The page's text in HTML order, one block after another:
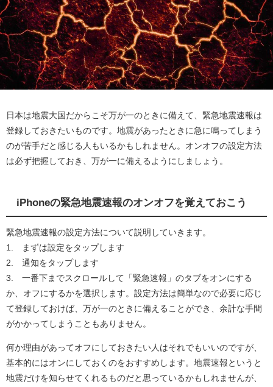
日本は地震大国だからこそ万が一のときに備えて、緊急地震速報は
登録しておきたいものです。地震があったときに急に鳴ってしまう
のが苦手だと感じる人もいるかもしれません。オンオフの設定方法
は必ず把握しておき、万が一に備えるようにしましょう。
iPhoneの緊急地震速報のオンオフを覚えておこう
緊急地震速報の設定方法について説明していきます。
1. まずは設定をタップします
2. 通知をタップします
3. 一番下までスクロールして「緊急速報」のタブをオンにする
か、オフにするかを選択します。設定方法は簡単なので必要に応じ
て登録しておけば、万が一のときに備えることができ、余計な手間
がかかってしまうこともありません。
何か理由があってオフにしておきたい人はそれでもいいのですが、
基本的にはオンにしておくのをおすすめします。地震速報というと
地震だけを知らせてくれるものだと思っているかもしれませんが、